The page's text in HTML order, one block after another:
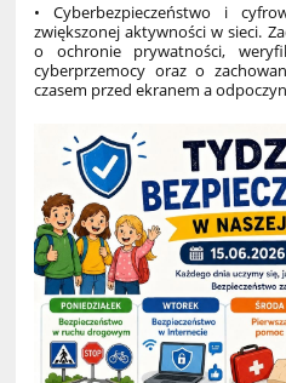
• Cyberbezpieczeństwo i
zwiększonej aktywności w sieci.
o ochronie prywatności,
cyberprzemocy oraz o
czasem przed ekranem a